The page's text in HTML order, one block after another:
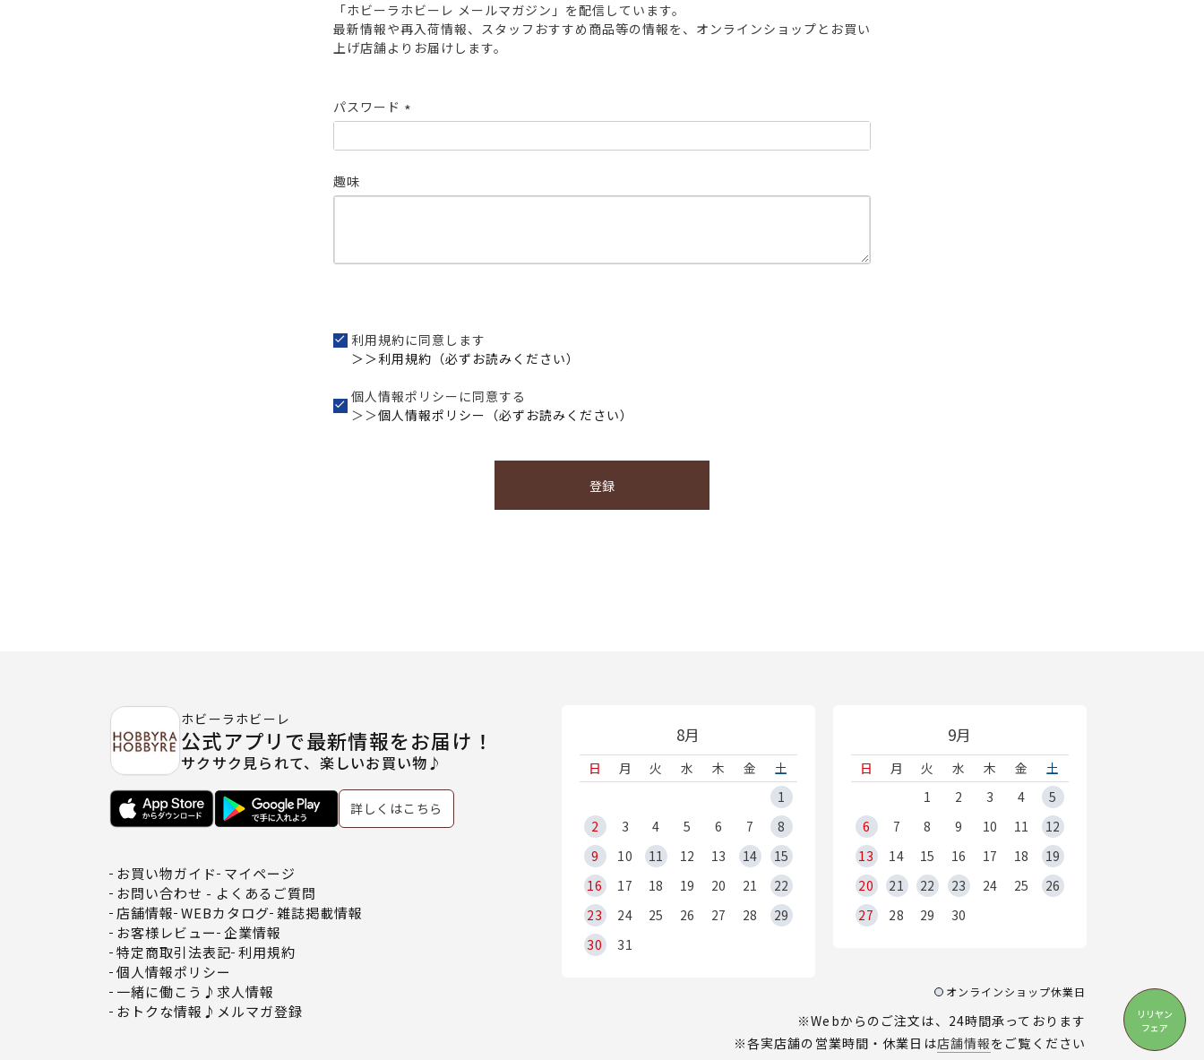
リリヤン
フェア
「ホビーラホビーレ メールマガジン」を配信しています。
最新情報や再入荷情報、スタッフおすすめ商品等の情報を、オンラインショップとお買い
上げ店舗よりお届けします。
パスワード
須)
趣味
利用規約に同意します
＞＞利用規約（必ずお読みください）
個人情報ポリシーに同意する
＞＞個人情報ポリシー（必ずお読みください）
登録
8月
日 月 火 水 木 金
土
1
2
3 4 5 6 7
8
9
10 11 12 13 14
15
16
17 18 19 20 21
22
23
24 25 26 27 28
29
30
31
9月
日 月 火 水 木 金
土
1
2 3 4
5
6
7 8 9 10 11
12
13
14 15 16 17 18
19
20
21 22 23 24 25
26
27
28 29 30
オンラインショップ休業日
※Webからのご注文は、24時間承っております
※各実店舗の営業時間・休業日は店舗情報をご覧ください
ホビーラホビーレ
公式アプリで最新情報をお届け！
サクサク見られて、楽しいお買い物♪
詳しくはこちら
お買い物ガイド マイページ
お問い合わせ - よくあるご質問
店舗情報 WEBカタログ 雑誌掲載情報
お客様レビュー 企業情報
特定商取引法表記 利用規約
個人情報ポリシー
一緒に働こう♪求人情報
おトクな情報♪メルマガ登録